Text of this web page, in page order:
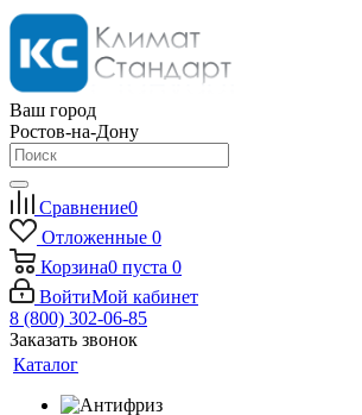
Ваш город
Ростов-на-Дону
Сравнение0
Отложенные 0
Корзина0 пуста 0
ВойтиМой кабинет
8 (800) 302-06-85
Заказать звонок
Каталог